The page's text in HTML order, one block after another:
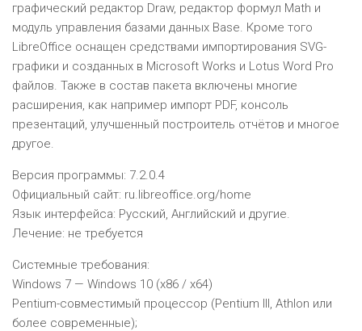
графический редактор Draw, редактор формул Math и
модуль управления базами данных Base. Кроме того
LibreOffice оснащен средствами импортирования SVG-
графики и созданных в Microsoft Works и Lotus Word Pro
файлов. Также в состав пакета включены многие
расширения, как например импорт PDF, консоль
презентаций, улучшенный построитель отчётов и многое
другое.
Версия программы: 7.2.0.4
Официальный сайт: ru.libreoffice.org/home
Язык интерфейса: Русский, Английский и другие.
Лечение: не требуется
Системные требования:
Windows 7 — Windows 10 (x86 / x64)
Pentium-совместимый процессор (Pentium III, Athlon или
более современные);